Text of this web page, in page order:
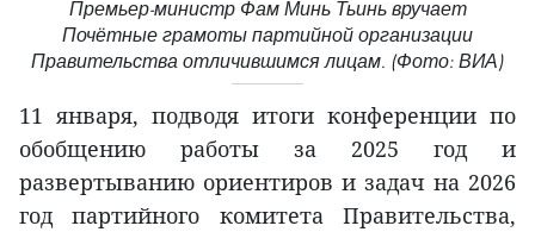
Премьер-министр Фам Минь Тьинь вручает
Почётные грамоты партийной организации
Правительства отличившимся лицам. (Фото: ВИА)
11 января, подводя итоги конференции по
обобщению работы за 2025 год и
развертыванию ориентиров и задач на 2026
год партийного комитета Правительства,